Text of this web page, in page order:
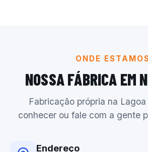
ONDE
NOSSA FÁBRICA EM
Fabricação própria na
conhecer ou fale com a gente
Endereço